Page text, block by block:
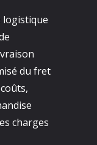
logistique
du fret
charges